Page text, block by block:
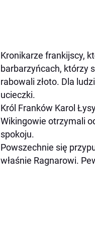
Kronikarze frankijscy,
barbarzyńcach, którzy
rabowali złoto. Dla
ucieczki.
Król Franków Karol
Wikingowie otrzymali
spokoju.
Powszechnie się
właśnie Ragnarowi.